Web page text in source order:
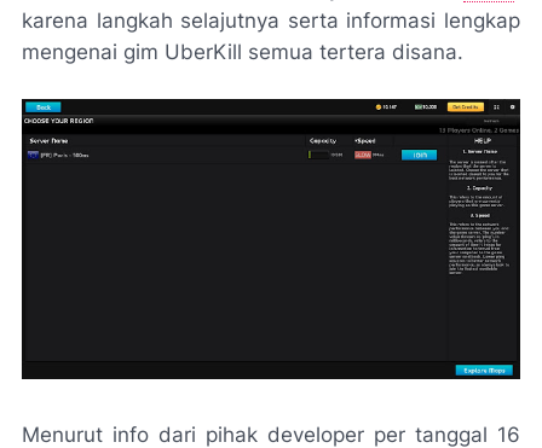
karena langkah selajutnya serta informasi lengkap
mengenai gim UberKill semua tertera disana.
Menurut info dari pihak developer per tanggal 16